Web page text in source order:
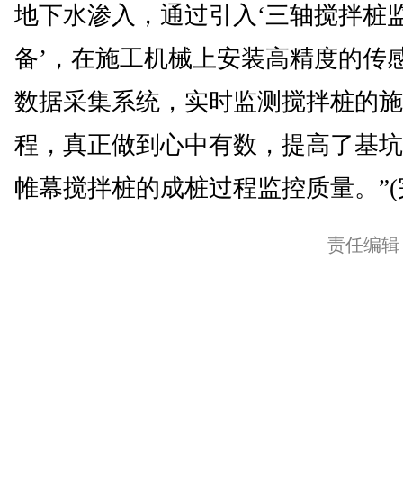
地下水渗入，通过引入‘三轴搅拌桩
备’，在施工机械上安装高精度的传
数据采集系统，实时监测搅拌桩的
程，真正做到心中有数，提高了基
帷幕搅拌桩的成桩过程监控质量。
责任编